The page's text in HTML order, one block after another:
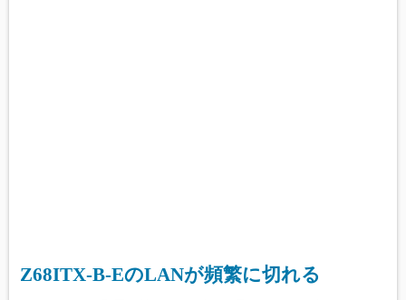
Z68ITX-B-EのLANが頻繁に切れる